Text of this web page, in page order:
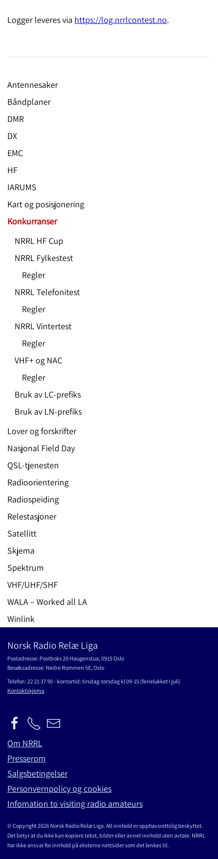
Logger leveres via https://log.nrrlcontest.no.
Antennesaker
Båndplaner
DMR
DX
EMC
HF
IARUMS
Kart og posisjonering
Konkurranser
NRRL HF Cup
NRRL Fylkestest
Regler
NRRL Telefonitest
Regler
NRRL Vintertest
Regler
VHF+ og NAC
Regler
Bruk av LC-prefiks
Bruk av LN-prefiks
Lover og forskrifter
Nasjonal Field Day
QSL-tjenesten
Radioorientering
Radiospeiding
Relestasjoner
Satellitt
Skjema
Spektrum
VHF/UHF/SHF
WALA – Worked all LA
Winlink
Norsk Radio Relæ Liga
Postadresse: Postboks 20 Haugenstua, 0915 Oslo
Besøksadresse: Nedre Rommen 5E, Oslo
Telefon: 22 21 37 90 - kontortid: tirsdag-torsdag kl 09-15 (ferielukket i juli)
Kontaktskjema
Om NRRL
Presserom
Salgsbetingelser
Personvernpolicy og cookies
Infomation to visiting radio amateurs
© Copyright 2026 Norsk Radio Relæ Liga. Alt innhold er opphavsrettslig beskyttet.
Det betyr at du ikke kan kopiere tekst, bilder eller annet innhold uten avtale. NRRL
har ikke ansvar for innhold på eksterne nettsider som det lenkes til.